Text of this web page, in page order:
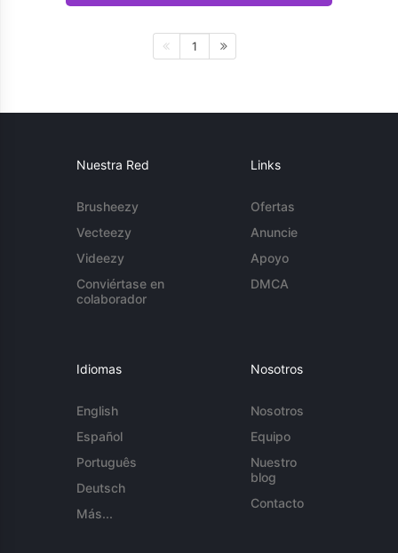
1
Nuestra Red
Brusheezy
Vecteezy
Videezy
Conviértase en
colaborador
Links
Ofertas
Anuncie
Apoyo
DMCA
Idiomas
English
Español
Português
Deutsch
Más...
Nosotros
Nosotros
Equipo
Nuestro
blog
Contacto